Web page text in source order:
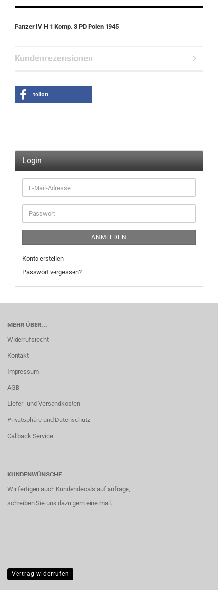
Panzer IV H 1 Komp. 3 PD Polen 1945
Kundenrezensionen
teilen
Login
E-
Mail-
Adresse
Passwort
ANMELDEN
Konto erstellen
Passwort vergessen?
MEHR ÜBER...
Widerrufsrecht
Kontakt
Impressum
AGB
Liefer- und Versandkosten
Privatsphäre und Datenschutz
Callback Service
KUNDENWÜNSCHE
Wir fertigen auch Kundendecals auf anfrage,
schreiben Sie uns dazu gern eine mail.
Vertrag widerrufen